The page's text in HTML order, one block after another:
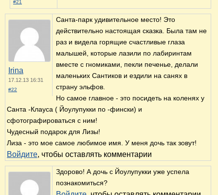
#21
Irina
17.12.13 16:31
#22
Санта-парк удивительное место! Это
действительно настоящая сказка. Была там не
раз и видела горящие счастливые глаза
малышей, которые лазили по лабиринтам
вместе с гномиками, пекли печенье, делали
маленьких Сантиков и ездили на санях в
страну эльфов.
Но самое главное - это посидеть на коленях у
Санта -Клауса ( Йоулупукки по -фински) и
сфотографироваться с ним!
Чудесный подарок для Лизы!
Лиза - это мое самое любимое имя. У меня дочь так зовут!
Войдите, чтобы оставлять комментарии
Здорово! А дочь с Йоулупукки уже успела
познакомиться?